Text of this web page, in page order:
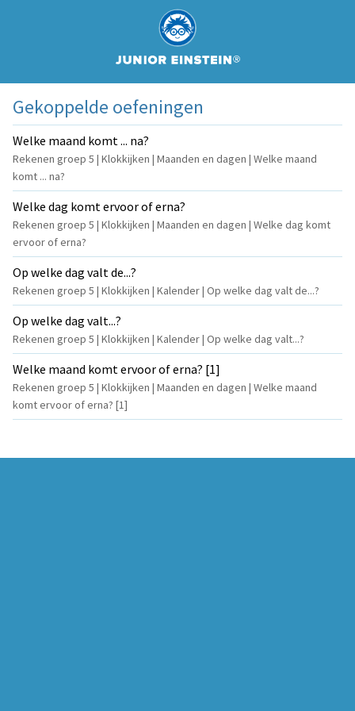
Gekoppelde oefeningen
Welke maand komt ... na?
Rekenen groep 5 | Klokkijken | Maanden en dagen | Welke maand
komt ... na?
Welke dag komt ervoor of erna?
Rekenen groep 5 | Klokkijken | Maanden en dagen | Welke dag komt
ervoor of erna?
Op welke dag valt de...?
Rekenen groep 5 | Klokkijken | Kalender | Op welke dag valt de...?
Op welke dag valt...?
Rekenen groep 5 | Klokkijken | Kalender | Op welke dag valt...?
Welke maand komt ervoor of erna? [1]
Rekenen groep 5 | Klokkijken | Maanden en dagen | Welke maand
komt ervoor of erna? [1]